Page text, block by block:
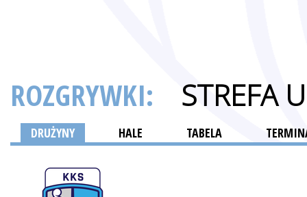
ROZGRYWKI: STREFA
DRUŻYNY HALE TABELA